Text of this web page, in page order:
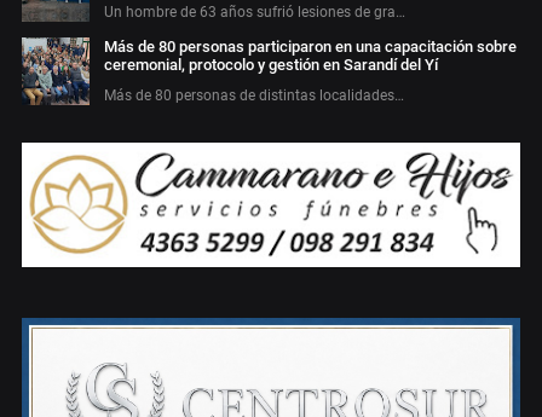
Un hombre de 63 años sufrió lesiones de gra…
Más de 80 personas participaron en una capacitación sobre
ceremonial, protocolo y gestión en Sarandí del Yí
Más de 80 personas de distintas localidades…